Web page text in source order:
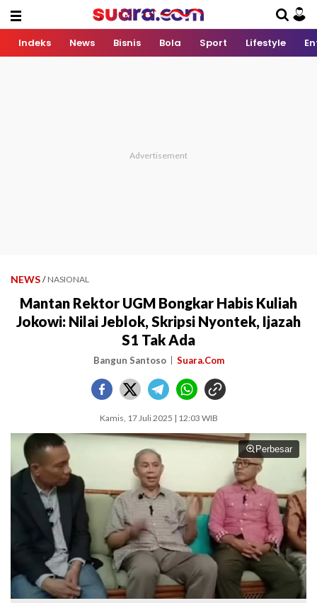
Indeks News Bisnis Bola Sport Lifestyle
NEWS / NASIONAL
Mantan Rektor UGM Bongkar Habis Kuliah
Jokowi: Nilai Jeblok, Skripsi Nyontek, Ijazah
S1 Tak Ada
Bangun Santoso Suara.Com
Kamis, 17 Juli 2025 | 12:03 WIB
Perbesar